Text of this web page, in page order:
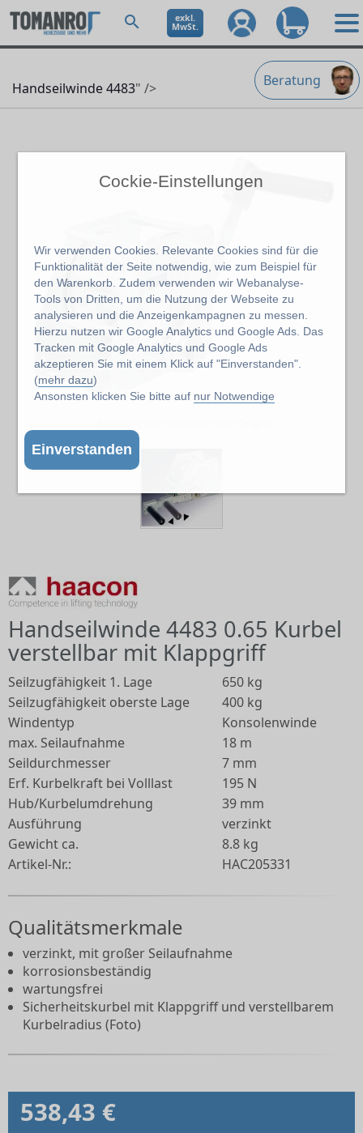
Cockie-Einstellungen
Wir verwenden Cookies. Relevante Cookies sind für die
Funktionalität der Seite notwendig, wie zum Beispiel für
den Warenkorb. Zudem verwenden wir Webanalyse-
Tools von Dritten, um die Nutzung der Webseite zu
analysieren und die Anzeigenkampagnen zu messen.
Hierzu nutzen wir Google Analytics und Google Ads. Das
Tracken mit Google Analytics und Google Ads
akzeptieren Sie mit einem Klick auf "Einverstanden".
(mehr dazu)
Ansonsten klicken Sie bitte auf nur Notwendige
Einverstanden
exkl.
MwSt.
Beratung
Handseilwinde 4483" />
Handseilwinde 4483 0.65 Kurbel
verstellbar mit Klappgriff
Seilzugfähigkeit 1. Lage
650 kg
Seilzugfähigkeit oberste Lage
400 kg
Windentyp
Konsolenwinde
max. Seilaufnahme
18 m
Seildurchmesser
7 mm
Erf. Kurbelkraft bei Volllast
195 N
Hub/Kurbelumdrehung
39 mm
Ausführung
verzinkt
Gewicht ca.
8.8 kg
Artikel-Nr.:
HAC205331
Qualitätsmerkmale
verzinkt, mit großer Seilaufnahme
korrosionsbeständig
wartungsfrei
Sicherheitskurbel mit Klappgriff und verstellbarem
Kurbelradius (Foto)
538,43 €